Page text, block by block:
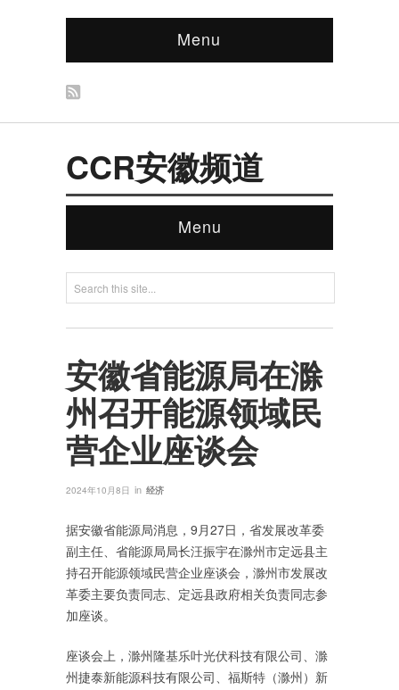
Menu
CCR安徽频道
Menu
安徽省能源局在滁
州召开能源领域民
营企业座谈会
2024年10月8日 in 经济
据安徽省能源局消息，9月27日，省发展改革委
副主任、省能源局局长汪振宇在滁州市定远县主
持召开能源领域民营企业座谈会，滁州市发展改
革委主要负责同志、定远县政府相关负责同志参
加座谈。
座谈会上，滁州隆基乐叶光伏科技有限公司、滁
州捷泰新能源科技有限公司、福斯特（滁州）新